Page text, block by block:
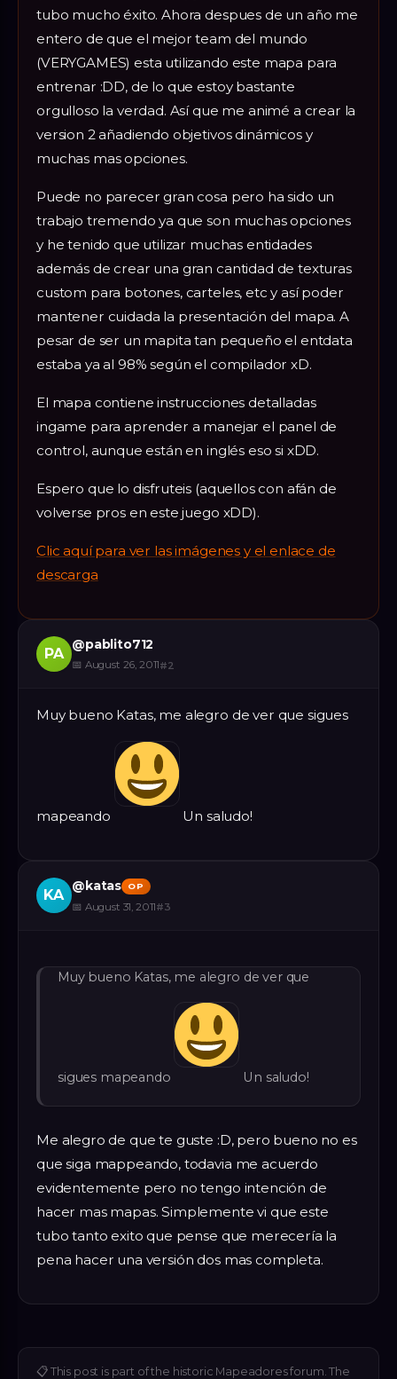
tubo mucho éxito. Ahora despues de un año me
entero de que el mejor team del mundo
(VERYGAMES) esta utilizando este mapa para
entrenar :DD, de lo que estoy bastante
orgulloso la verdad. Así que me animé a crear la
version 2 añadiendo objetivos dinámicos y
muchas mas opciones.
Puede no parecer gran cosa pero ha sido un
trabajo tremendo ya que son muchas opciones
y he tenido que utilizar muchas entidades
además de crear una gran cantidad de texturas
custom para botones, carteles, etc y así poder
mantener cuidada la presentación del mapa. A
pesar de ser un mapita tan pequeño el entdata
estaba ya al 98% según el compilador xD.
El mapa contiene instrucciones detalladas
ingame para aprender a manejar el panel de
control, aunque están en inglés eso si xDD.
Espero que lo disfruteis (aquellos con afán de
volverse pros en este juego xDD).
Clic aquí para ver las imágenes y el enlace de
descarga
PA
@pablito712
📅 August 26, 2011#2
Muy bueno Katas, me alegro de ver que sigues
mapeando Un saludo!
KA
@katas OP
📅 August 31, 2011#3
Muy bueno Katas, me alegro de ver que
sigues mapeando Un saludo!
Me alegro de que te guste :D, pero bueno no es
que siga mappeando, todavia me acuerdo
evidentemente pero no tengo intención de
hacer mas mapas. Simplemente vi que este
tubo tanto exito que pense que merecería la
pena hacer una versión dos mas completa.
📋 This post is part of the historic Mapeadores forum. The